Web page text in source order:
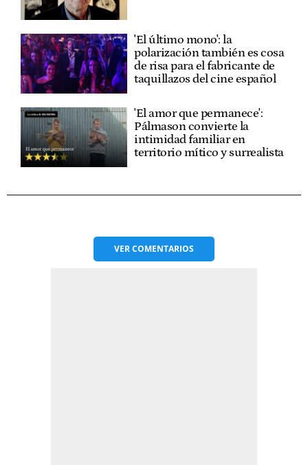
'El último mono': la
polarización también es cosa
de risa para el fabricante de
taquillazos del cine español
'El amor que permanece':
Pálmason convierte la
intimidad familiar en
territorio mítico y surrealista
VERCOMENTARIOS